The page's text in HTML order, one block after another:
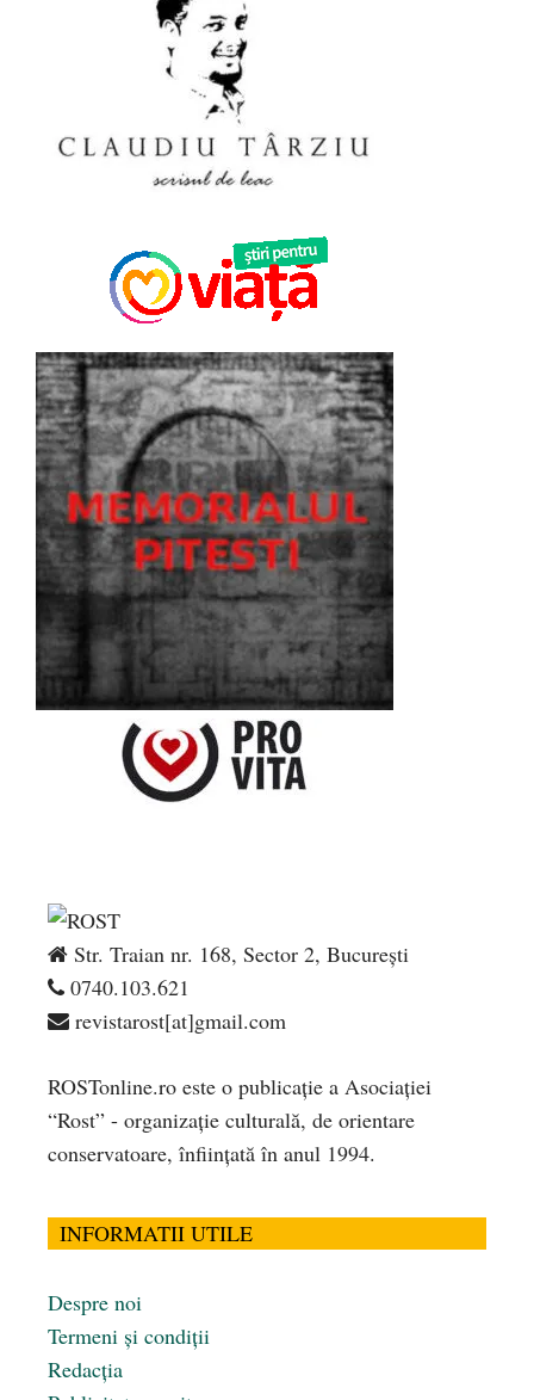
Str. Traian nr. 168, Sector 2, București
0740.103.621
revistarost[at]gmail.com
ROSTonline.ro este o publicaţie a Asociaţiei
“Rost” - organizaţie culturală, de orientare
conservatoare, înfiinţată în anul 1994.
INFORMATII UTILE
Despre noi
Termeni și condiții
Redacția